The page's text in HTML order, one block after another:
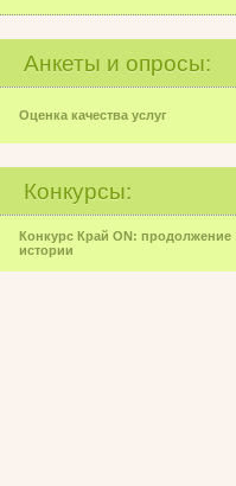
Анкеты и опросы:
Оценка качества услуг
Конкурсы:
Конкурс Край ON: продолжение
истории